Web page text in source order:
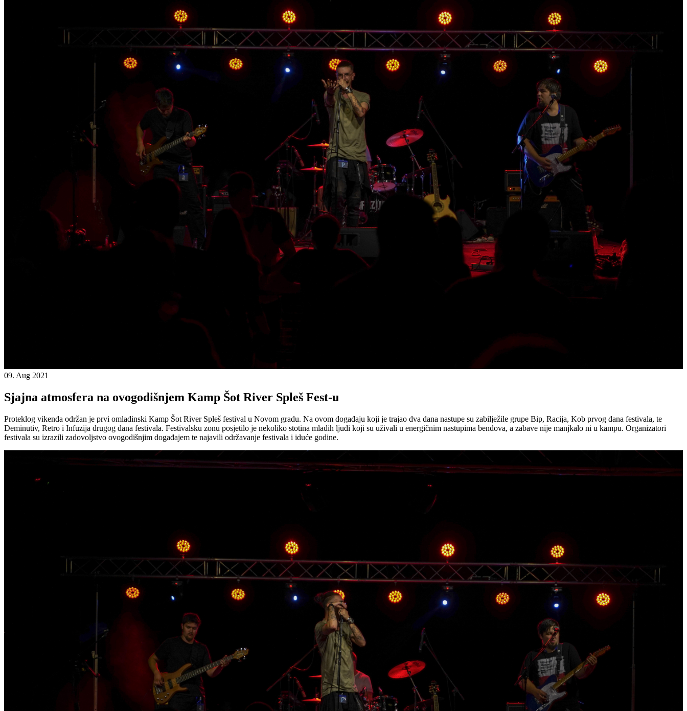
09. Aug 2021
Sjajna atmosfera na ovogodišnjem Kamp Šot River Spleš Fest-u
Proteklog vikenda održan je prvi omladinski Kamp Šot River Spleš festival u Novom gradu. Na ovom događaju koji je trajao dva dana nastupe su zabilježile grupe Bip, Racija, Kob prvog dana festivala, te
Deminutiv, Retro i Infuzija drugog dana festivala. Festivalsku zonu posjetilo je nekoliko stotina mladih ljudi koji su uživali u energičnim nastupima bendova, a zabave nije manjkalo ni u kampu. Organizatori
festivala su izrazili zadovoljstvo ovogodišnjim događajem te najavili održavanje festivala i iduće godine.